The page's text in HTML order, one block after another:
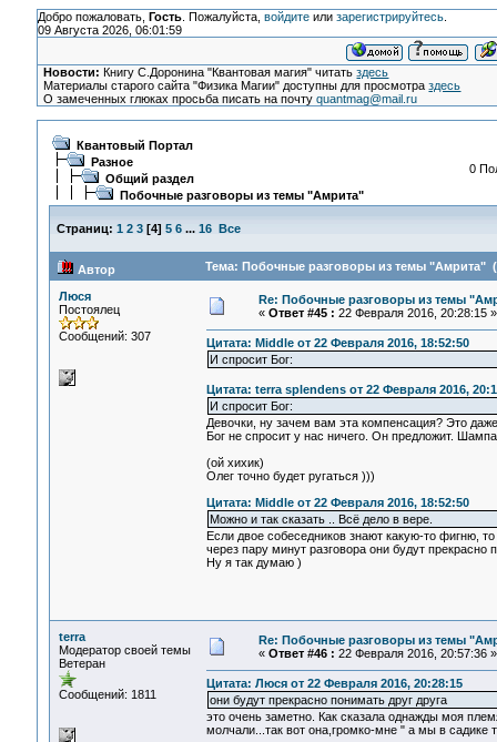
Добро пожаловать, Гость. Пожалуйста, войдитеили зарегистрируйтесь.
09 Августа 2026, 06:01:59
Новости: Книгу С.Доронина "Квантовая магия" читатьздесь
Материалы старого сайта "Физика Магии" доступны для просмотраздесь
О замеченных глюках просьба писать на почтуquantmag@mail.ru
Квантовый Портал
Разное
Общий раздел
Побочные разговоры из темы "Амрита"
0
Страниц: 1 2 3[4] 5 6 ... 16 Все
Автор Тема: Побочные разговоры из темы "Амрита"
Люся
Постоялец
Сообщений: 307
Re: Побочные разговоры из темы
« Ответ #45 : 22 Февраля 2016, 20:28:15 »
Цитата: Middle от 22 Февраля 2016, 18:52:50
И спросит Бог:
Цитата: terra splendens от 22 Февраля 2016,
И спросит Бог:
Девочки, ну зачем вам эта компенсация? Это
Бог не спросит у нас ничего. Он предложит.
(ой хихик)
Олег точно будет ругаться )))
Цитата: Middle от 22 Февраля 2016, 18:52:50
Можно и так сказать .. Всё дело в вере.
Если двое собеседников знают какую-то фигню,
через пару минут разговора они будут
Ну я так думаю )
terra
Модератор своей темы
Ветеран
Сообщений: 1811
Re: Побочные разговоры из темы
« Ответ #46 : 22 Февраля 2016, 20:57:36 »
Цитата: Люся от 22 Февраля 2016, 20:28:15
они будут прекрасно понимать друг друга
это очень заметно. Как сказала однажды моя
молчали...так вот она,громко-мне " а мы в садике